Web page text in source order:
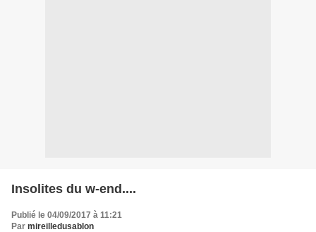
Insolites du w-end....
Publié le 04/09/2017 à 11:21
Par mireilledusablon